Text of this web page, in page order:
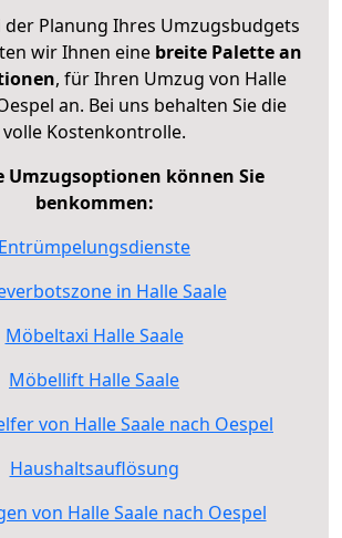
der Planung Ihres Umzugsbudgets
wir Ihnen eine breite Palette an
, für Ihren Umzug von Halle
an. Bei uns behalten Sie die
volle Kostenkontrolle.
Umzugsoptionen können Sie
benkommen:
Entrümpelungsdienste
in Halle Saale
Möbeltaxi Halle Saale
Möbellift Halle Saale
von Halle Saale nach Oespel
Haushaltsauflösung
von Halle Saale nach Oespel